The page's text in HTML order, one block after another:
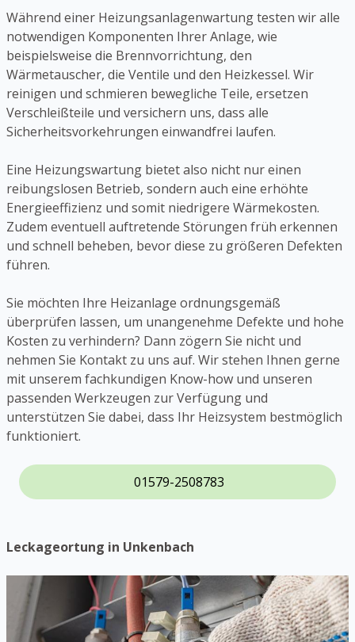
Während einer Heizungsanlagenwartung testen wir alle
notwendigen Komponenten Ihrer Anlage, wie
beispielsweise die Brennvorrichtung, den
Wärmetauscher, die Ventile und den Heizkessel. Wir
reinigen und schmieren bewegliche Teile, ersetzen
Verschleißteile und versichern uns, dass alle
Sicherheitsvorkehrungen einwandfrei laufen.
Eine Heizungswartung bietet also nicht nur einen
reibungslosen Betrieb, sondern auch eine erhöhte
Energieeffizienz und somit niedrigere Wärmekosten.
Zudem eventuell auftretende Störungen früh erkennen
und schnell beheben, bevor diese zu größeren Defekten
führen.
Sie möchten Ihre Heizanlage ordnungsgemäß
überprüfen lassen, um unangenehme Defekte und hohe
Kosten zu verhindern? Dann zögern Sie nicht und
nehmen Sie Kontakt zu uns auf. Wir stehen Ihnen gerne
mit unserem fachkundigen Know-how und unseren
passenden Werkzeugen zur Verfügung und
unterstützen Sie dabei, dass Ihr Heizsystem bestmöglich
funktioniert.
01579-2508783
Leckageortung in Unkenbach